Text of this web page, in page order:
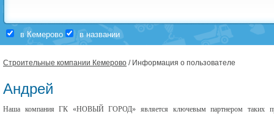
в Кемерово в названии
Строительные компании Кемерово / Информация о пользователе
Андрей
Наша компания ГК «НОВЫЙ ГОРОД» является ключевым партнером таких